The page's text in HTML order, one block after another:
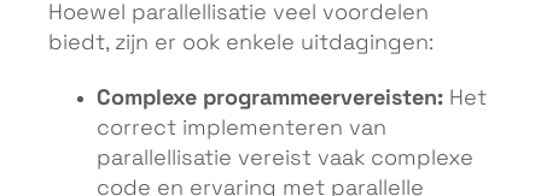
Hoewel parallellisatie veel voordelen
biedt, zijn er ook enkele uitdagingen:
Complexe programmeervereisten: Het
correct implementeren van
parallellisatie vereist vaak complexe
code en ervaring met parallelle